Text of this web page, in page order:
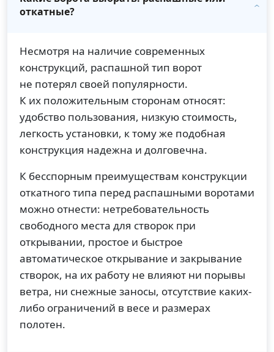
откатные?
Несмотря на наличие современных
конструкций, распашной тип ворот
не потерял своей популярности.
К их положительным сторонам относят:
удобство пользования, низкую стоимость,
легкость установки, к тому же подобная
конструкция надежна и долговечна.
К бесспорным преимуществам конструкции
откатного типа перед распашными воротами
можно отнести: нетребовательность
свободного места для створок при
открывании, простое и быстрое
автоматическое открывание и закрывание
створок, на их работу не влияют ни порывы
ветра, ни снежные заносы, отсутствие каких-
либо ограничений в весе и размерах
полотен.